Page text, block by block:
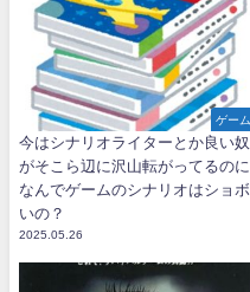
ゲーム
今はシナリオライターとか良い奴
がそこら辺に沢山転がってるのに
なんでゲームのシナリオはショボ
いの？
2025.05.26